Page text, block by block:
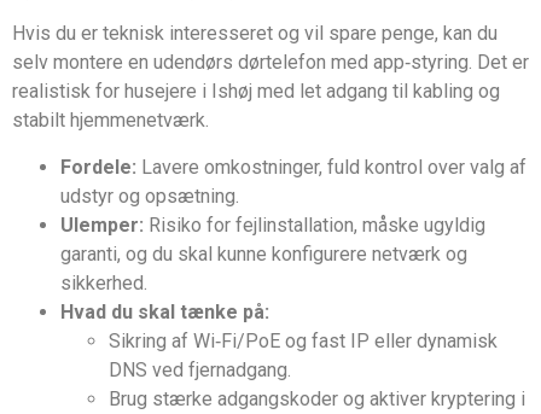
Hvis du er teknisk interesseret og vil spare penge, kan du
selv montere en udendørs dørtelefon med app‑styring. Det er
realistisk for husejere i Ishøj med let adgang til kabling og
stabilt hjemmenetværk.
Fordele: Lavere omkostninger, fuld kontrol over valg af
udstyr og opsætning.
Ulemper: Risiko for fejlinstallation, måske ugyldig
garanti, og du skal kunne konfigurere netværk og
sikkerhed.
Hvad du skal tænke på:
Sikring af Wi‑Fi/PoE og fast IP eller dynamisk
DNS ved fjernadgang.
Brug stærke adgangskoder og aktiver kryptering i